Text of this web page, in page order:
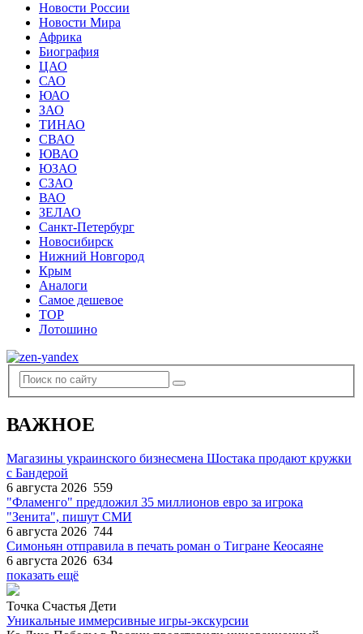
Новости России
Новости Мира
Африка
Биография
ЦАО
САО
ЮАО
ЗАО
ТИНАО
СВАО
ЮВАО
ЮЗАО
СЗАО
ВАО
ЗЕЛАО
Санкт-Петербург
Новосибирск
Нижний Новгород
Крым
Аналоги
Самое дешевое
TOP
Лотошино
ВАЖНОЕ
Магазины украинского бизнесмена Шостака продают кружки
с Бандерой
6 августа 2026 559
"Фламенго" предложил 35 миллионов евро за игрока
"Зенита", пишут СМИ
6 августа 2026 744
Симоньян отправила в печать роман о Тигране Кеосаяне
6 августа 2026 634
показать ещё
Точка Счастья Дети
Уникальные иммерсивные игры-экскурсии